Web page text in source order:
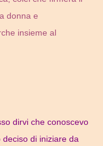
donna e
insieme al
dirvi che conoscevo
di iniziare da